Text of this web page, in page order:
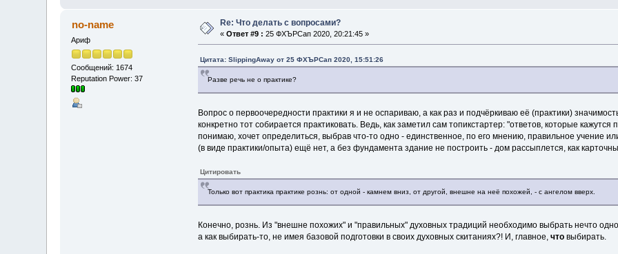
no-name
Ариф
Сообщений: 1674
Reputation Power: 37
Re: Что делать с вопросами?
«Ответ #9 : 25 ФХЪРСап 2020, 20:21:45 »
Цитата: SlippingAway от 25 ФХЪРСап 2020, 15:51:26
Разве речь не о практике?
Вопрос о первоочередности практики я и не оспариваю, а как раз и подчёркиваю её (практики)
конкретно тот собирается практиковать. Ведь, как заметил сам топикстартер: "ответов, которые
понимаю, хочет определиться, выбрав что-то одно - единственное, по его мнению, правильное учение
(в виде практики/опыта) ещё нет, а без фундамента здание не построить - дом рассыплется, как
Цитировать
Только вот практика практике рознь: от одной - камнем вниз, от другой, внешне на неё похожей, - с ангелом вверх.
Конечно, рознь. Из "внешне похожих" и "правильных" духовных традиций необходимо выбрать нечто
а как выбирать-то, не имея базовой подготовки в своих духовных скитаниях?! И, главное, чтовыбирать.